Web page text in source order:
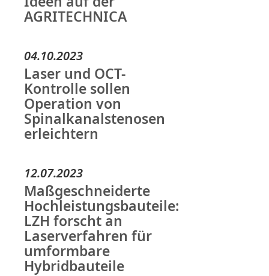
AGRITECHNICA
04.10.2023
Laser und OCT-
Kontrolle sollen
Operation von
Spinalkanalstenosen
erleichtern
12.07.2023
Maßgeschneiderte
Hochleistungsbauteile:
LZH forscht an
Laserverfahren für
umformbare
Hybridbauteile